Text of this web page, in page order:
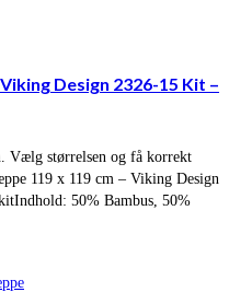
Design 2326-15 Kit –
Vælg størrelsen og få korrekt
119 x 119 cm – Viking Design
50% Bambus, 50%